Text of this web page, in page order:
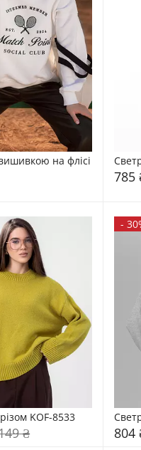
на флісі
785
KOF-8533
₴
-
804